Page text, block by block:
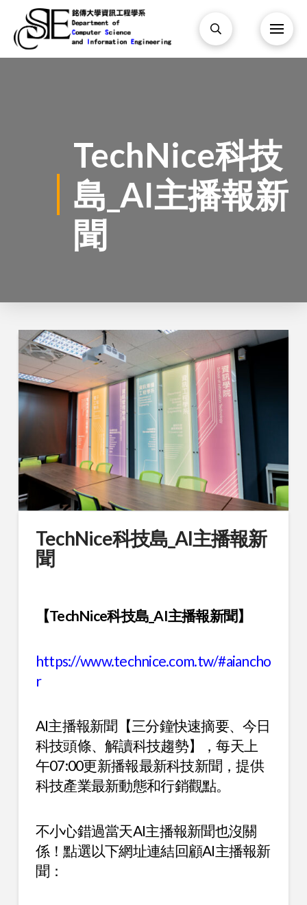
TechNice科技
島_AI主播報新
聞
TechNice科技島_AI主播報新
聞
【TechNice科技島 _AI主播報新聞】
https://www.technice.com.tw/#aiancho
r
AI主播報新聞【三分鐘快速摘要、今日
科技頭條、解讀科技趨勢】，每天上
午07:00更新播報最新科技新聞，提供
科技產業最新動態和行銷觀點。
不小心錯過當天AI主播報新聞也沒關
係！點選以下網址連結回顧AI主播報新
聞：